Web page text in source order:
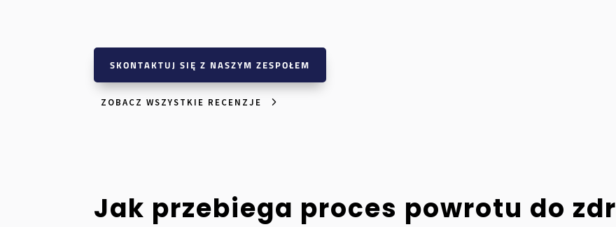
SKONTAKTUJ SIĘ Z NASZYM ZESPOŁEM
ZOBACZ WSZYSTKIE RECENZJE
Jak przebiega proces powrotu do